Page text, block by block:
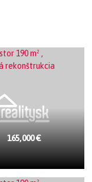
165,000 €